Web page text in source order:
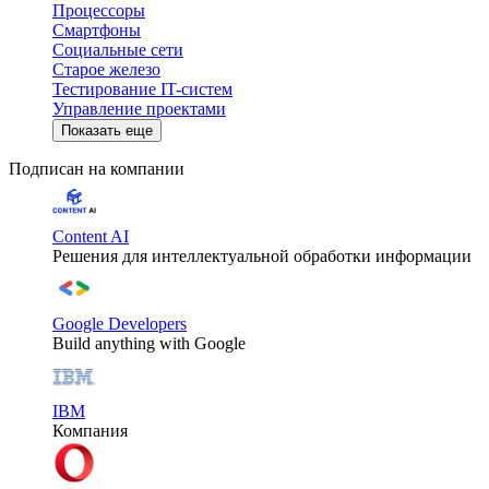
Процессоры
Смартфоны
Социальные сети
Старое железо
Тестирование IT-систем
Управление проектами
Показать еще
Подписан на компании
Content AI
Решения для интеллектуальной обработки информации
Google Developers
Build anything with Google
IBM
Компания